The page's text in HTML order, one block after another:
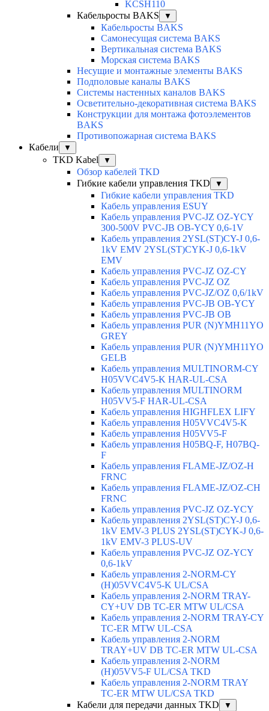
KCSH110
Кабельросты BAKS
▼
Кабельросты BAKS
Самонесущая система BAKS
Вертикальная система BAKS
Морская система BAKS
Несущие и монтажные элементы BAKS
Подполовые каналы BAKS
Системы настенных каналов BAKS
Осветительно-декоративная система BAKS
Конструкции для монтажа фотоэлементов
BAKS
Противопожарная система BAKS
Кабели
▼
TKD Kabel ▼
Обзор кабелей TKD
Гибкие кабели управления TKD
▼
Гибкие кабели управления TKD
Кабель управления ESUY
Кабель управления PVC-JZ OZ-YCY
300-500V PVC-JB OB-YCY 0,6-1V
Кабель управления 2YSL(ST)CY-J 0,6-
1kV EMV 2YSL(ST)CYK-J 0,6-1kV
EMV
Кабель управления PVC-JZ OZ-CY
Кабель управления PVC-JZ OZ
Кабель управления PVC-JZ/OZ 0,6/1kV
Кабель управления PVC-JB OB-YCY
Кабель управления PVC-JB OB
Кабель управления PUR (N)YMH11YO
GREY
Кабель управления PUR (N)YMH11YO
GELB
Кабель управления MULTINORM-CY
H05VVC4V5-K HAR-UL-CSA
Кабель управления MULTINORM
H05VV5-F HAR-UL-CSA
Кабель управления HIGHFLEX LIFY
Кабель управления H05VVC4V5-K
Кабель управления H05VV5-F
Кабель управления H05BQ-F, H07BQ-
F
Кабель управления FLAME-JZ/OZ-H
FRNC
Кабель управления FLAME-JZ/OZ-CH
FRNC
Кабель управления PVC-JZ OZ-YCY
Кабель управления 2YSL(ST)CY-J 0,6-
1kV EMV-3 PLUS 2YSL(ST)CYK-J 0,6-
1kV EMV-3 PLUS-UV
Кабель управления PVC-JZ OZ-YCY
0,6-1kV
Кабель управления 2-NORM-CY
(H)05VVC4V5-K UL/CSA
Кабель управления 2-NORM TRAY-
CY+UV DB TC-ER MTW UL/CSA
Кабель управления 2-NORM TRAY-CY
TC-ER MTW UL-CSA
Кабель управления 2-NORM
TRAY+UV DB TC-ER MTW UL-CSA
Кабель управления 2-NORM
(H)05VV5-F UL/CSA TKD
Кабель управления 2-NORM TRAY
TC-ER MTW UL/CSA TKD
Кабели для передачи данных TKD
▼